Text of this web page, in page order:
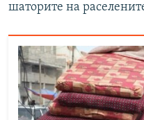
шаторите на